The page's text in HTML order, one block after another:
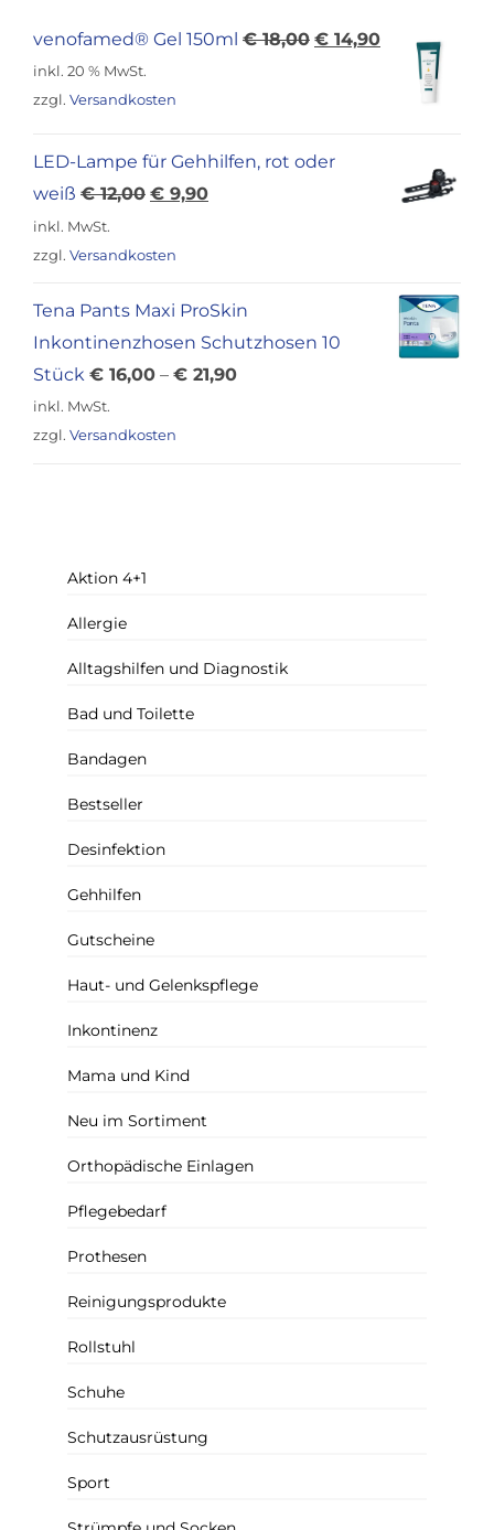
gewählt
venofamed® Gel 150ml €18,00 Ursprünglicher
€ 14,90Aktueller
Preis
inkl. 20 % MwSt.
zzgl. Versandkosten
LED-Lampe für Gehhilfen, rot oder
weiß €12,00 Ursprünglicher
war:
€ 9,90Aktueller
inkl. MwSt.
zzgl. Versandkosten
Tena Pants Maxi ProSkin
Inkontinenzhosen Schutzhosen 10
Stück € 16,00 – € 21,90
inkl. MwSt.
zzgl. Versandkosten
Aktion 4+1
Allergie
Alltagshilfen und Diagnostik
Bad und Toilette
Bandagen
Bestseller
Desinfektion
Gehhilfen
Gutscheine
Haut- und Gelenkspflege
Inkontinenz
Mama und Kind
Neu im Sortiment
Orthopädische Einlagen
Pflegebedarf
Prothesen
Reinigungsprodukte
Rollstuhl
Schuhe
Schutzausrüstung
Sport